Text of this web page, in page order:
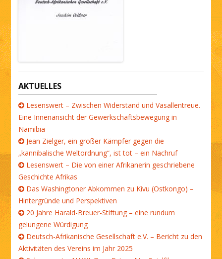
AKTUELLES
Lesenswert – Zwischen Widerstand und Vasallentreue.
Eine Innenansicht der Gewerkschaftsbewegung in
Namibia
Jean Zielger, ein großer Kämpfer gegen die
„kannibalische Weltordnung“, ist tot – ein Nachruf
Lesenswert – Die von einer Afrikanerin geschriebene
Geschichte Afrikas
Das Washingtoner Abkommen zu Kivu (Ostkongo) –
Hintergründe und Perspektiven
20 Jahre Harald-Breuer-Stiftung – eine rundum
gelungene Würdigung
Deutsch-Afrikanische Gesellschaft e.V. – Bericht zu den
Aktivitäten des Vereins im Jahr 2025